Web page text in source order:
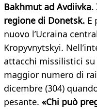
Bakhmut ad
regione di Donetsk. E
nuovo l’Ucraina
Kropyvnytskyi.
attacchi missilistici
maggior numero di
dicembre (304)
pesante. «Chi può